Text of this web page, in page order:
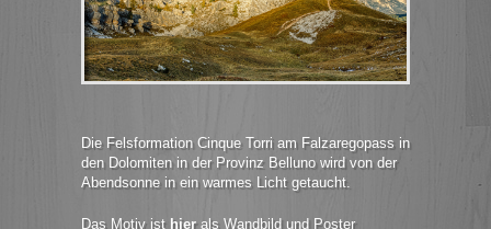
Die Felsformation Cinque Torri am Falzaregopass in
den Dolomiten in der Provinz Belluno wird von der
Abendsonne in ein warmes Licht getaucht.
Das Motiv ist hierals Wandbild und Poster